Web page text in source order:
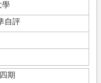
學
自評
期